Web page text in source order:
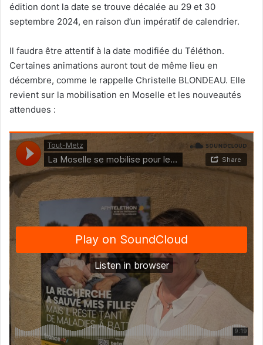
édition dont la date se trouve décalée au 29 et 30
septembre 2024, en raison d’un impératif de calendrier.
Il faudra être attentif à la date modifiée du Téléthon.
Certaines animations auront tout de même lieu en
décembre, comme le rappelle Christelle BLONDEAU. Elle
revient sur la mobilisation en Moselle et les nouveautés
attendues :